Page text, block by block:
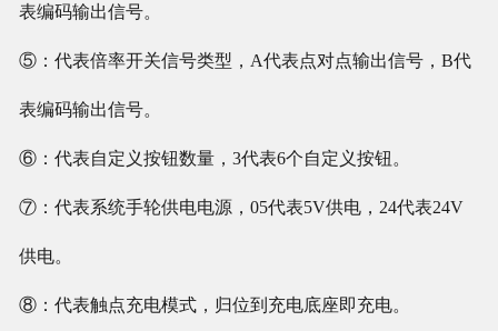
表编码输出信号。
⑤：代表倍率开关信号类型，A代表点对点输出信号，B代
表编码输出信号。
⑥：代表自定义按钮数量，3代表6个自定义按钮。
⑦：代表系统手轮供电电源，05代表5V供电，24代表24V
供电。
⑧：代表触点充电模式，归位到充电底座即充电。